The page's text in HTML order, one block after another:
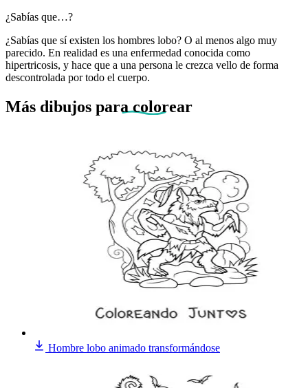
¿Sabías que…?
¿Sabías que sí existen los hombres lobo? O al menos algo muy
parecido. En realidad es una enfermedad conocida como
hipertricosis, y hace que a una persona le crezca vello de forma
descontrolada por todo el cuerpo.
Más dibujos para colorear
Hombre lobo animado transformándose